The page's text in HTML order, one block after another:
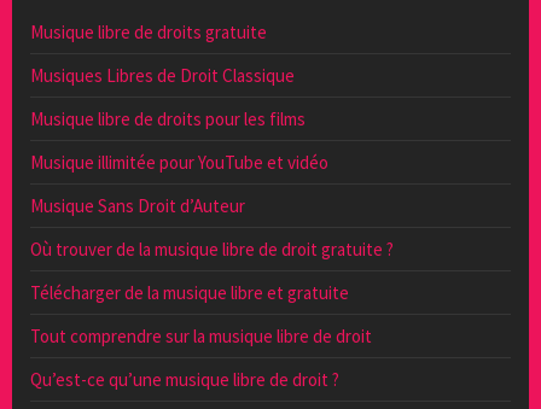
Musique libre de droits gratuite
Musiques Libres de Droit Classique
Musique libre de droits pour les films
Musique illimitée pour YouTube et vidéo
Musique Sans Droit d’Auteur
Où trouver de la musique libre de droit gratuite ?
Télécharger de la musique libre et gratuite
Tout comprendre sur la musique libre de droit
Qu’est-ce qu’une musique libre de droit ?